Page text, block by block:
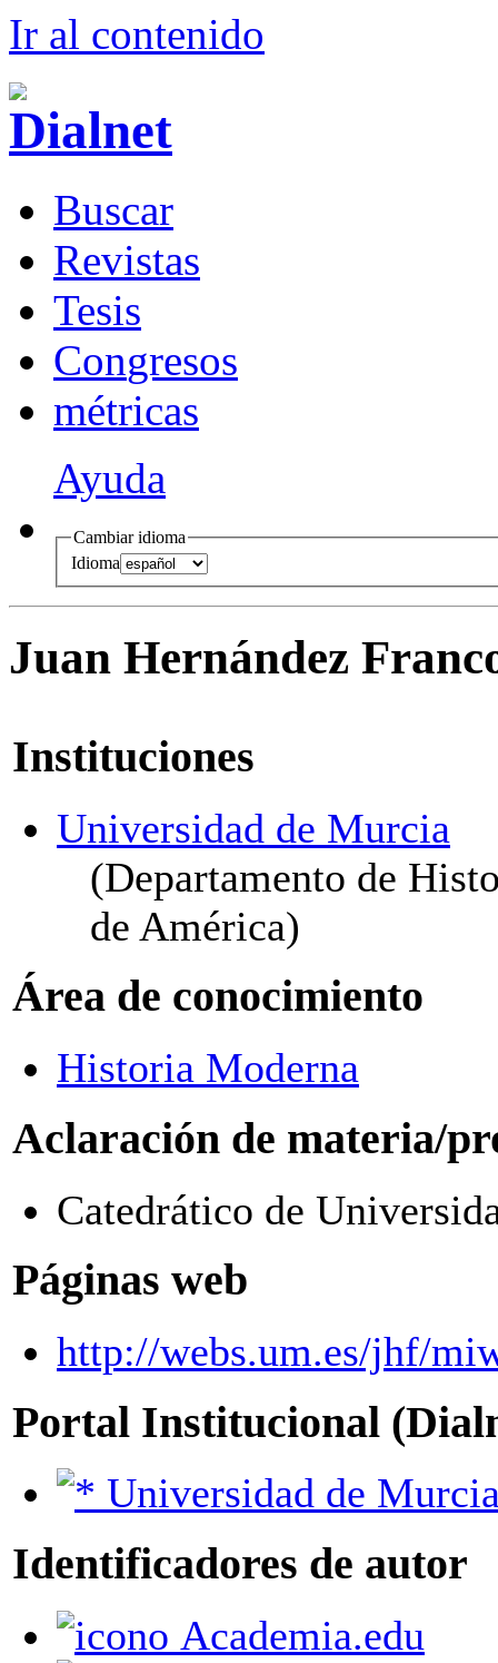
Ir al contenido
Buscar
Revistas
Tesis
Congresos
métricas
Ayuda
Cambiar idioma
Idioma
Juan Hernández
Instituciones
Universidad de Murcia
(Departamento de
de América)
Área de conocimiento
Historia Moderna
Aclaración de materia/
Catedrático de
Páginas web
http://webs.um.es/jhf/
Portal Institucional
Universidad de
Identificadores de autor
Academia.edu